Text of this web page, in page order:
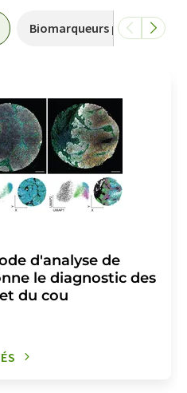
Biomarqueurs protéiques
d'analyse de
le diagnostic des
du cou